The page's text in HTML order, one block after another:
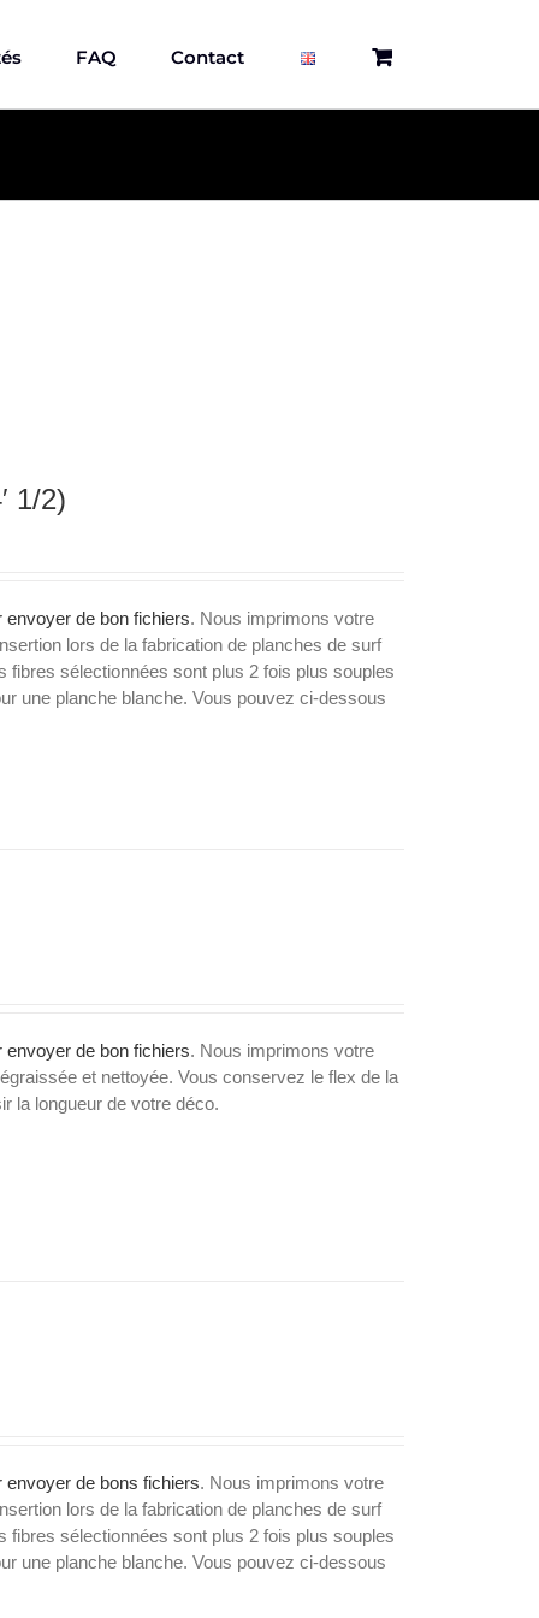
FAQ Contact
1/2)
envoyer de bon fichiers. Nous imprimons votre
lors de la fabrication de planches de surf
sélectionnées sont plus 2 fois plus souples
une planche blanche. Vous pouvez ci-dessous
envoyer de bon fichiers. Nous imprimons votre
et nettoyée. Vous conservez le flex de la
la longueur de votre déco.
envoyer de bons fichiers. Nous imprimons votre
lors de la fabrication de planches de surf
sélectionnées sont plus 2 fois plus souples
une planche blanche. Vous pouvez ci-dessous